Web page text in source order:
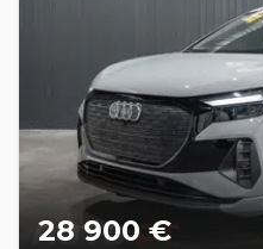
28 900 €